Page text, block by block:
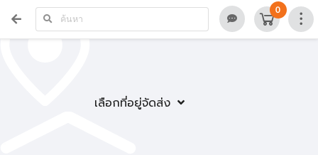
เลือกที่อยู่จัดส่ง
0